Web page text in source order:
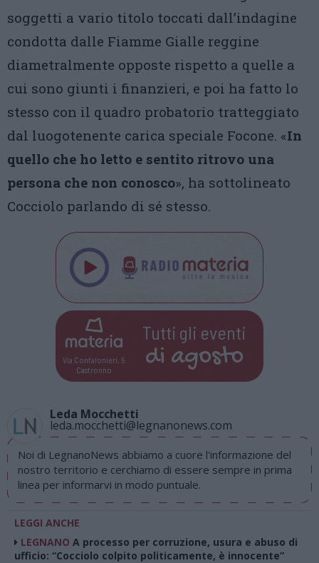
soggetti a vario titolo toccati dall’indagine
condotta dalle Fiamme Gialle reggine
diametralmente opposte rispetto a quelle a
cui sono giunti i finanzieri, e poi ha fatto lo
stesso con il quadro probatorio tratteggiato
dal luogotenente carica speciale Focone. «In
quello che ho letto e sentito ritrovo una
persona che non conosco», ha sottolineato
Cocciolo parlando di sé stesso.
Via Confalonieri, 5
Castronno
Tutti gli eventi
di agosto
Leda Mocchetti
leda.mocchetti@legnanonews.com
Noi di LegnanoNews abbiamo a cuore l'informazione del
nostro territorio e cerchiamo di essere sempre in prima
linea per informarvi in modo puntuale.
LEGGI ANCHE
LEGNANO A processo per corruzione, usura e abuso di
ufficio: “Cocciolo colpito politicamente, è innocente”